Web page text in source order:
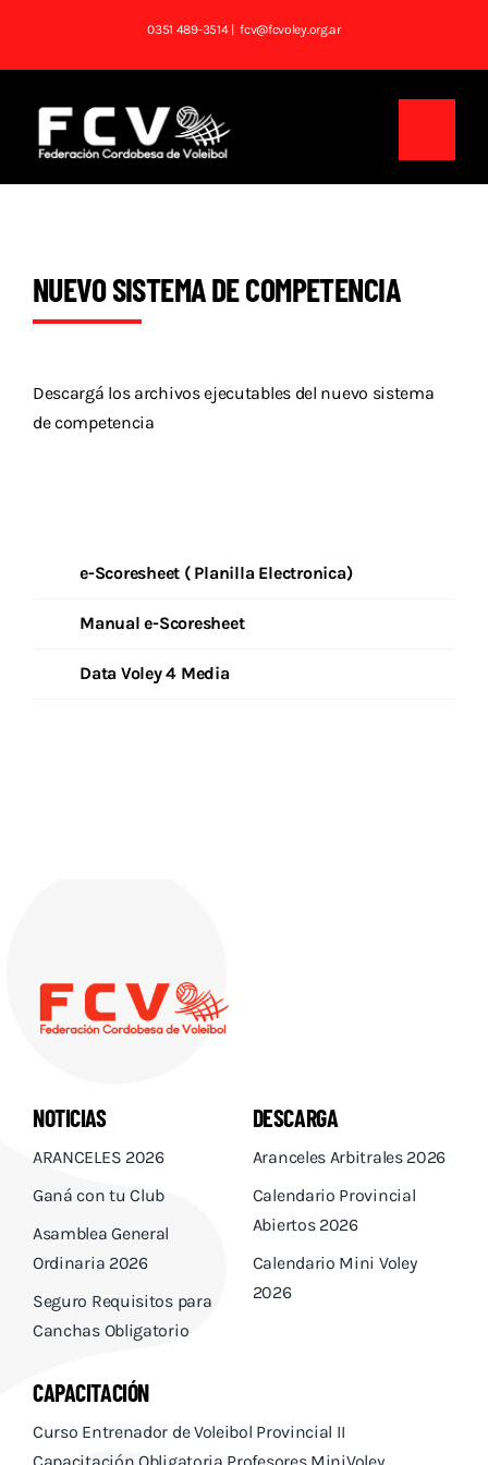
contenido
0351 489-3514| fcv@fcvoley.org.ar
Noticias
Competencias
NUEVO SISTEMA DE COMPETENCIA
Descargá los archivos ejecutables del nuevo sistema
de competencia
e-Scoresheet ( Planilla Electronica)
Manual e-Scoresheet
Data Voley 4 Media
NOTICIAS
ARANCELES 2026
Ganá con tu Club
Asamblea General
Ordinaria 2026
Seguro Requisitos para
Canchas Obligatorio
DESCARGA
Aranceles Arbitrales 2026
Calendario Provincial
Abiertos 2026
Calendario Mini Voley
2026
CAPACITACIÓN
Curso Entrenador de Voleibol Provincial II